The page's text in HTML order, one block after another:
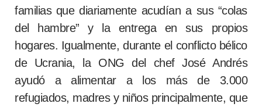
familias que diariamente acudían a sus “colas
del hambre” y la entrega en sus propios
hogares. Igualmente, durante el conflicto bélico
de Ucrania, la ONG del chef José Andrés
ayudó a alimentar a los más de 3.000
refugiados, madres y niños principalmente, que